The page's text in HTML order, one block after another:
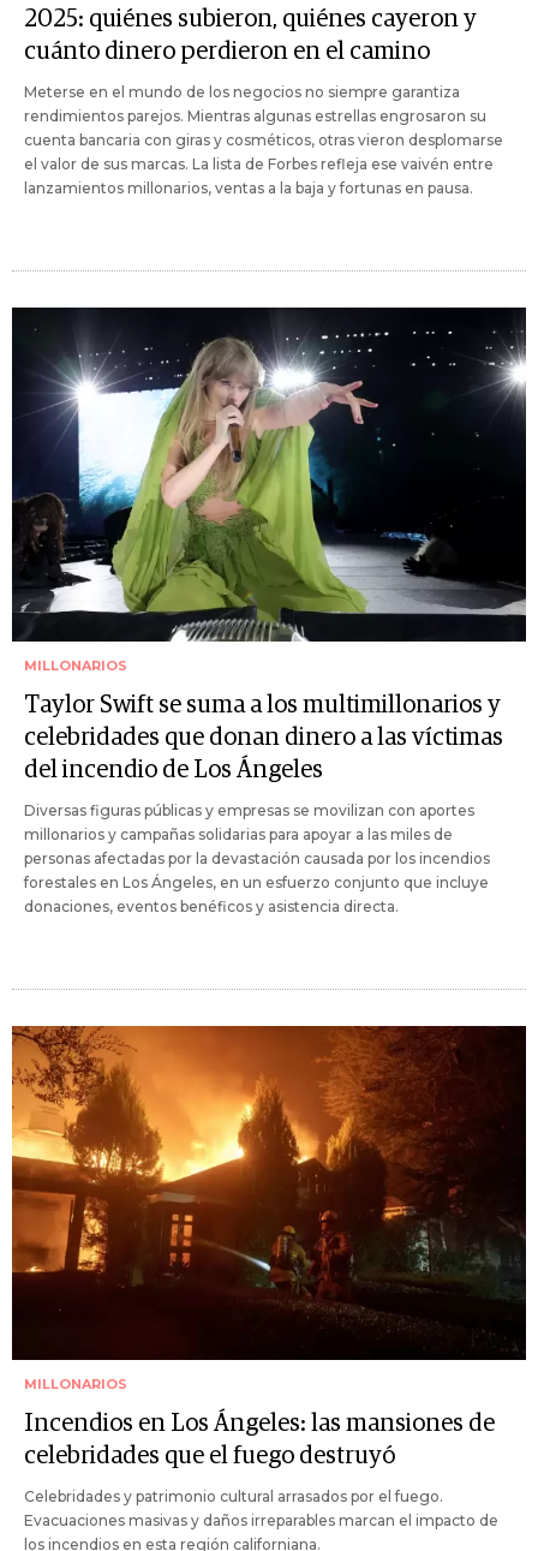
2025: quiénes subieron, quiénes cayeron y
cuánto dinero perdieron en el camino
Meterse en el mundo de los negocios no siempre garantiza
rendimientos parejos. Mientras algunas estrellas engrosaron su
cuenta bancaria con giras y cosméticos, otras vieron desplomarse
el valor de sus marcas. La lista de Forbes refleja ese vaivén entre
lanzamientos millonarios, ventas a la baja y fortunas en pausa.
MILLONARIOS
Taylor Swift se suma a los multimillonarios y
celebridades que donan dinero a las víctimas
del incendio de Los Ángeles
Diversas figuras públicas y empresas se movilizan con aportes
millonarios y campañas solidarias para apoyar a las miles de
personas afectadas por la devastación causada por los incendios
forestales en Los Ángeles, en un esfuerzo conjunto que incluye
donaciones, eventos benéficos y asistencia directa.
MILLONARIOS
Incendios en Los Ángeles: las mansiones de
celebridades que el fuego destruyó
Celebridades y patrimonio cultural arrasados por el fuego.
Evacuaciones masivas y daños irreparables marcan el impacto de
los incendios en esta región californiana.